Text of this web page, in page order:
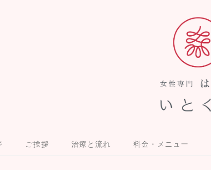
ご挨拶 治療と流れ 料金・メニュー